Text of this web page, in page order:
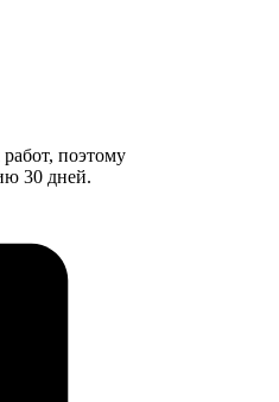
поэтому
30 дней.